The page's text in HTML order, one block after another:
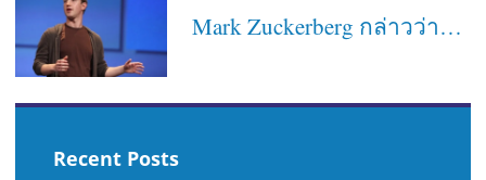
Mark Zuckerberg กล่าวว่า…
Recent Posts